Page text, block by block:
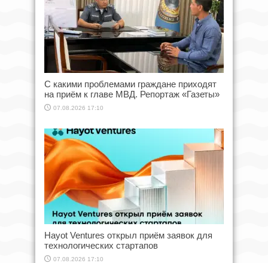
С какими проблемами граждане приходят
на приём к главе МВД. Репортаж «Газеты»
07.08.2026 17:10
Hayot Ventures открыл приём заявок для
технологических стартапов
07.08.2026 17:10